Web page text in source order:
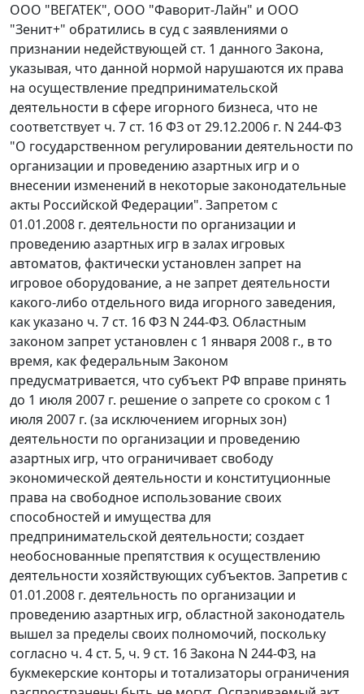
ООО "ВЕГАТЕК", ООО "Фаворит-Лайн" и ООО
"Зенит+" обратились в суд с заявлениями о
признании недействующей ст. 1 данного Закона,
указывая, что данной нормой нарушаются их права
на осуществление предпринимательской
деятельности в сфере игорного бизнеса, что не
соответствует ч. 7 ст. 16ФЗ от 29.12.2006 г. N 244-ФЗ
"О государственном регулировании деятельности по
организации и проведению азартных игр и о
внесении изменений в некоторые законодательные
акты Российской Федерации". Запретом с
01.01.2008 г. деятельности по организации и
проведению азартных игр в залах игровых
автоматов, фактически установлен запрет на
игровое оборудование, а не запрет деятельности
какого-либо отдельного вида игорного заведения,
как указано ч. 7 ст. 16 ФЗ N 244-ФЗ. Областным
законом запрет установлен с 1 января 2008 г., в то
время, как федеральным Законом
предусматривается, что субъект РФ вправе принять
до 1 июля 2007 г. решение о запрете со сроком с 1
июля 2007 г. (за исключением игорных зон)
деятельности по организации и проведению
азартных игр, что ограничивает свободу
экономической деятельности и конституционные
права на свободное использование своих
способностей и имущества для
предпринимательской деятельности; создает
необоснованные препятствия к осуществлению
деятельности хозяйствующих субъектов. Запретив с
01.01.2008 г. деятельность по организации и
проведению азартных игр, областной законодатель
вышел за пределы своих полномочий, поскольку
согласно ч. 4 ст. 5, ч. 9 ст. 16Закона N 244-ФЗ, на
букмекерские конторы и тотализаторы ограничения